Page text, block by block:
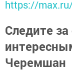
https://
Следите
Черемшан